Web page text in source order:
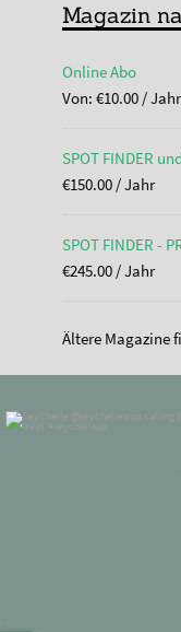
Magazin
Online Abo
Von: €10.00 / Jahr
SPOT FINDER
€150.00 / Jahr
SPOT FINDER -
€245.00 / Jahr
Ältere Magazine